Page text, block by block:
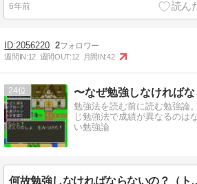
6年前
2056220 2
週間IN:12 週間OUT:12 月間IN:42
24 〜なぜ勉強しなければ
勉強法を読む前に読む勉強論
じ勉強法で成績が異なるのは
い勉強論
何故勉強しなけれ